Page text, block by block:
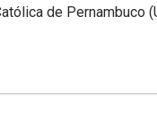
de Pernambuco